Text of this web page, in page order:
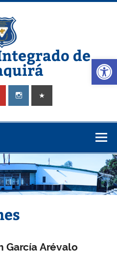
Abrir
de
Zipaquira
García Arévalo